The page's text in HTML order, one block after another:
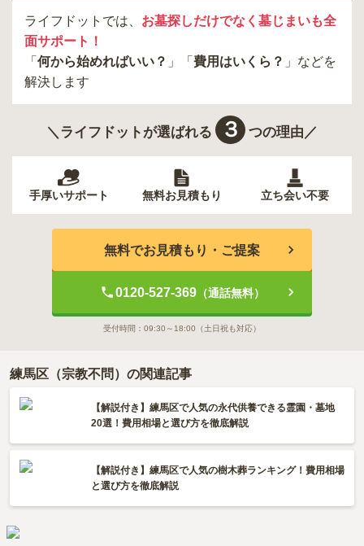
ライフドットでは、 お墓探しだけでなく墓じまいも全
面サポート！
「 何から始めればいい？ 」「 費用はいくら？ 」などを
解決します
＼ライフドットが選ばれる ３ つの理由／
手厚いサポート 無料お見積もり 立ち会い不要
無料でお見積もり・ご提案
0120-527-369（通話無料）
受付時間： 09:30～18:00 （土日祝も対応）
練馬区（宗教不問）の関連記事
【解説付き】練馬区で人気の永代供養できる霊園・墓地
20選！費用相場と選び方を徹底解説
【解説付き】練馬区で人気の樹木葬ランキング！費用相場
と選び方を徹底解説